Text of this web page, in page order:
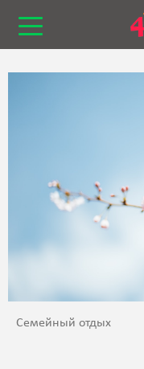
Семейный отдых